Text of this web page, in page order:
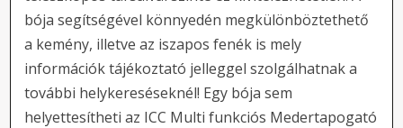
bója segítségével könnyedén megkülönböztethető
a kemény, illetve az iszapos fenék is mely
információk tájékoztató jelleggel szolgálhatnak a
további helykereséseknél! Egy bója sem
helyettesítheti az ICC Multi funkciós Medertapogató